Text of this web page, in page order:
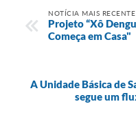
NOTÍCIA MAIS RECENTE
Projeto “Xô
Começa em Casa"
A Unidade Básica de
segue um